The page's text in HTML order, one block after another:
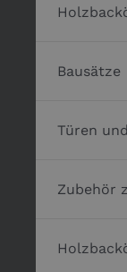
Bausätze
Türen
Zubehör